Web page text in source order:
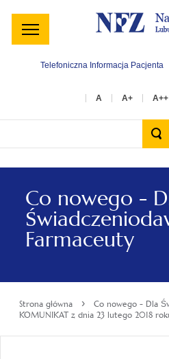
Telefoniczna Informacja Pacjenta
Co nowego -
Farmaceuty
Strona główna › Co nowego - Dla
KOMUNIKAT z dnia 23 lutego 2018